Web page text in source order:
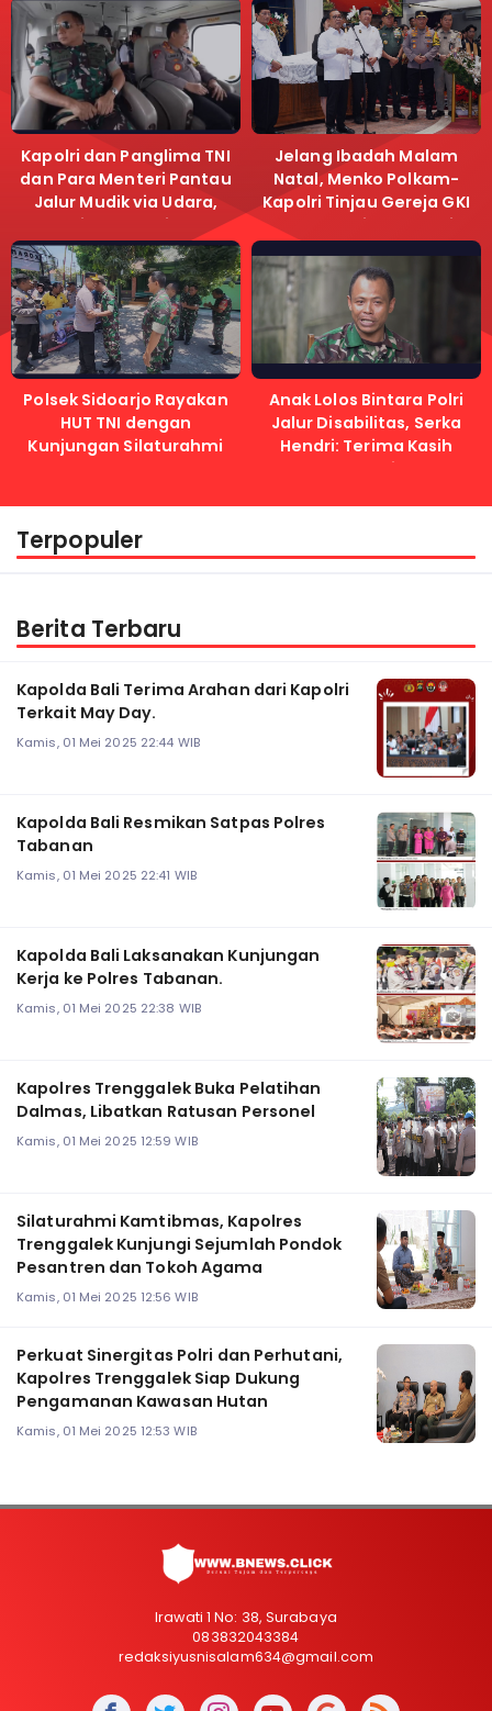
Kapolri dan Panglima TNI
dan Para Menteri Pantau
Jalur Mudik via Udara,
Pastikan Lalu Lintas
Lancar
Jelang Ibadah Malam
Natal, Menko Polkam-
Kapolri Tinjau Gereja GKI
Samanhudi dan Gereja
Polsek Sidoarjo Rayakan
HUT TNI dengan
Kunjungan Silaturahmi
Anak Lolos Bintara Polri
Jalur Disabilitas, Serka
Hendri: Terima Kasih
Kapolri
Terpopuler
Berita Terbaru
Kapolda Bali Terima Arahan dari Kapolri
Terkait May Day.
Kamis, 01 Mei 2025 22:44 WIB
Kapolda Bali Resmikan Satpas Polres
Tabanan
Kamis, 01 Mei 2025 22:41 WIB
Kapolda Bali Laksanakan Kunjungan
Kerja ke Polres Tabanan.
Kamis, 01 Mei 2025 22:38 WIB
Kapolres Trenggalek Buka Pelatihan
Dalmas, Libatkan Ratusan Personel
Kamis, 01 Mei 2025 12:59 WIB
Silaturahmi Kamtibmas, Kapolres
Trenggalek Kunjungi Sejumlah Pondok
Pesantren dan Tokoh Agama
Kamis, 01 Mei 2025 12:56 WIB
Perkuat Sinergitas Polri dan Perhutani,
Kapolres Trenggalek Siap Dukung
Pengamanan Kawasan Hutan
Kamis, 01 Mei 2025 12:53 WIB
Irawati 1 No: 38, Surabaya
083832043384
redaksiyusnisalam634@gmail.com